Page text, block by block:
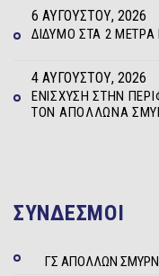
ΔΊΔΥΜΟ ΣΤΑ 2
6 ΑΥΓΟΎΣΤΟΥ, 2026
ΕΝΊΣΧΥΣΗ ΣΤΗΝ
ΤΟΝ ΑΠΌΛΛΩΝΑ
4 ΑΥΓΟΎΣΤΟΥ, 2026
ΣΥΝΔΕΣΜΟΙ
ΓΣ ΑΠΟΛΛΩΝ